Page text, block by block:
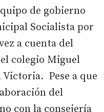
de gobierno
Socialista por
a cuenta del
colegio Miguel
Pese a que
del
con la consejería